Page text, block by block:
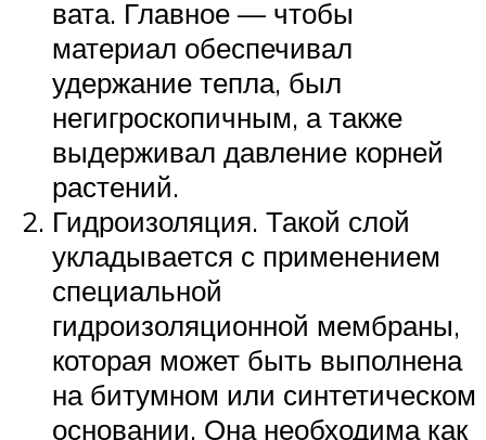
вата. Главное — чтобы
материал обеспечивал
удержание тепла, был
негигроскопичным, а также
выдерживал давление корней
растений.
Гидроизоляция. Такой слой
укладывается с применением
специальной
гидроизоляционной мембраны,
которая может быть выполнена
на битумном или синтетическом
основании. Она необходима как